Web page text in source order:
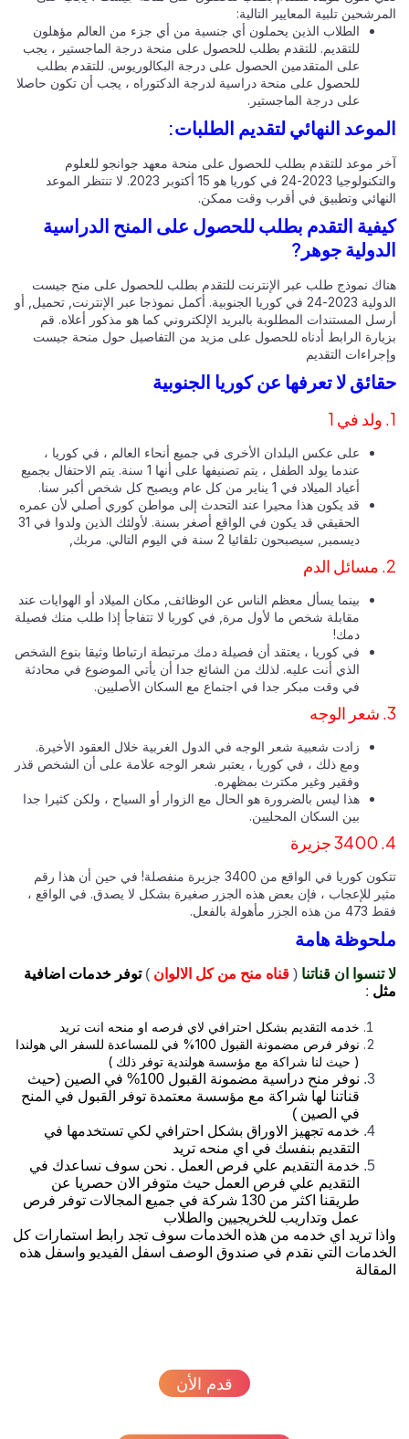
تلبية المعايير التالية:
الطلاب الذين يحملون أي جنسية من أي جزء من العالم مؤهلون
للتقديم. للتقدم بطلب للحصول على منحة درجة الماجستير ، يجب
على المتقدمين الحصول على درجة البكالوريوس. للتقدم بطلب
للحصول على منحة دراسية لدرجة الدكتوراه ، يجب أن تكون حاصلا
على درجة الماجستير.
النهائي لتقديم الطلبات:
موعد للتقدم بطلب للحصول على منحة معهد جوانجو للعلوم
والتكنولوجيا 2023-24 في كوريا هو 15 أكتوبر 2023. لا تنتظر الموعد
وتطبيق في أقرب وقت ممكن.
التقدم بطلب للحصول على المنح الدراسية
جوهر?
نموذج طلب عبر الإنترنت للتقدم بطلب للحصول على منح جيست
الدولية 2023-24 في كوريا الجنوبية. أكمل نموذجا عبر الإنترنت, تحميل, أو
المستندات المطلوبة بالبريد الإلكتروني كما هو مذكور أعلاه. قم
الرابط أدناه للحصول على مزيد من التفاصيل حول منحة جيست
التقديم
لا تعرفها عن كوريا الجنوبية
على عكس البلدان الأخرى في جميع أنحاء العالم ، في كوريا ،
عندما يولد الطفل ، يتم تصنيفها على أنها 1 سنة. يتم الاحتفال بجميع
أعياد الميلاد في 1 يناير من كل عام ويصبح كل شخص أكبر سنا.
قد يكون هذا محيرا عند التحدث إلى مواطن كوري أصلي لأن عمره
الحقيقي قد يكون في الواقع أصغر بسنة. لأولئك الذين ولدوا في 31
ديسمبر, سيصبحون تلقائيا 2 سنة في اليوم التالي. مربك,
بينما يسأل معظم الناس عن الوظائف, مكان الميلاد أو الهوايات عند
مقابلة شخص ما لأول مرة, في كوريا لا تتفاجأ إذا طلب منك فصيلة
دمك!
في كوريا ، يعتقد أن فصيلة دمك مرتبطة ارتباطا وثيقا بنوع الشخص
الذي أنت عليه. لذلك من الشائع جدا أن يأتي الموضوع في محادثة
في وقت مبكر جدا في اجتماع مع السكان الأصليين.
زادت شعبية شعر الوجه في الدول الغربية خلال العقود الأخيرة.
ومع ذلك ، في كوريا ، يعتبر شعر الوجه علامة على أن الشخص قذر
وفقير وغير مكترث بمظهره.
هذا ليس بالضرورة هو الحال مع الزوار أو السياح ، ولكن كثيرا جدا
بين السكان المحليين.
تتكون كوريا في الواقع من 3400 جزيرة منفصلة! في حين أن هذا رقم
للإعجاب ، فإن بعض هذه الجزر صغيرة بشكل لا يصدق. في الواقع ،
مأهولة بالفعل.
هامة
تنسوا ان قناتنا( قناه منح من كل الالوان) توفر خدمات اضافية
:
خدمه التقديم بشكل احترافي لاي فرصه او منحه انت تريد
نوفر فرص مضمونة القبول 100% في للمساعدة للسفر الي هولندا
( حيث لنا شراكة مع مؤسسة هولندية توفر ذلك )
نوفر منح دراسية مضمونة القبول 100% في الصين (حيث
قناتنا لها شراكة مع مؤسسة معتمدة توفر القبول في المنح
في الصين )
خدمه تجهيز الاوراق بشكل احترافي لكي تستخدمها في
التقديم بنفسك في اي منحه تريد
خدمة التقديم علي فرص العمل . نحن سوف نساعدك في
التقديم علي فرص العمل حيث متوفر الان حصريا عن
طريقنا اكثر من 130 شركة في جميع المجالات توفر فرص
عمل وتداريب للخريجيين والطلاب
تريد اي خدمه من هذه الخدمات سوف تجد رابط استمارات كل
التي نقدم في صندوق الوصف اسفل الفيديو واسفل هذه
قدم الأن